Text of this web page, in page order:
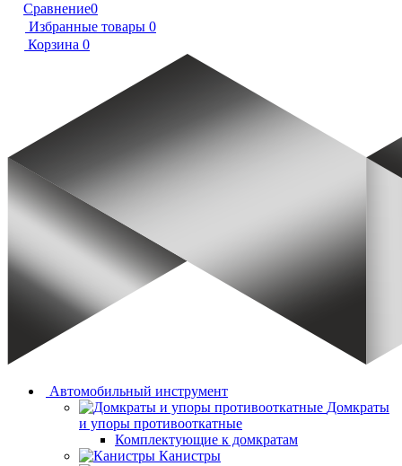
Сравнение0
Избранные товары 0
Корзина 0
Автомобильный инструмент
Домкраты
и упоры противооткатные
Комплектующие к домкратам
Канистры